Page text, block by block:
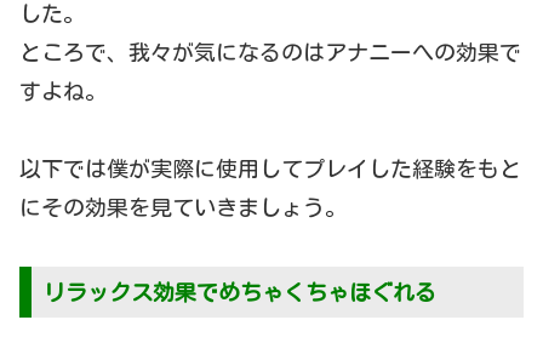
した。
ところで、我々が気になるのはアナニーへの効果で
すよね。
以下では僕が実際に使用してプレイした経験をもと
にその効果を見ていきましょう。
リラックス効果でめちゃくちゃほぐれる